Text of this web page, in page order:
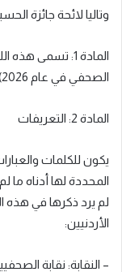
وتاليا لائحة جائزة
المادة 1: تسمى
الصحفي في عام 2026)
المادة 2: التعريفات
يكون للكلمات
المحددة لها أدناه ما
لم يرد ذكرها في هذه
الأردنيين:
– النقابة: نقابة